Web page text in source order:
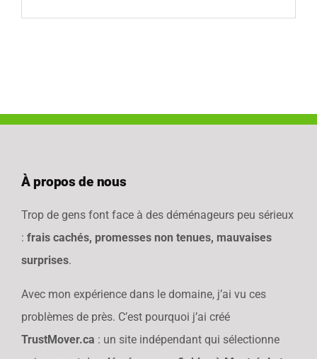
plateformes
savoir
À propos de nous
Trop de gens font face à des déménageurs peu sérieux
: frais cachés, promesses non tenues, mauvaises
surprises.
Avec mon expérience dans le domaine, j’ai vu ces
problèmes de près. C’est pourquoi j’ai créé
TrustMover.ca : un site indépendant qui sélectionne